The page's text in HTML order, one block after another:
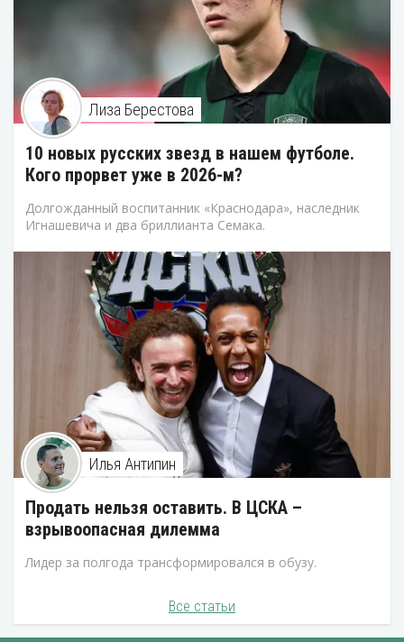
Лиза Берестова
10 новых русских звезд в нашем футболе.
Кого прорвет уже в 2026-м?
Долгожданный воспитанник «Краснодара», наследник
Игнашевича и два бриллианта Семака.
Илья Антипин
Продать нельзя оставить. В ЦСКА –
взрывоопасная дилемма
Лидер за полгода трансформировался в обузу.
Все статьи